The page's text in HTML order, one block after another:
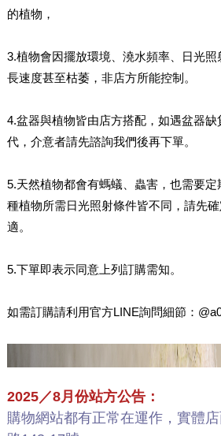
的植物，
3.植物會因擺放環境、澆水頻率、日光
長速度甚至枯萎，非店方所能控制。
4.盆器與植物皆由店方搭配，如遇盆器
代，介意者請先諮詢我們後再下單。
5.天然植物都會有螞蟻、蟲害，也需要
種植物所需日光照射條件皆不同，請先
適。
5.下單即表示同意上列訂購需知。
如需訂購請利用官方LINE詢問細節：
2025／8月份站方公告：
購物網站都有正常在運作，實體